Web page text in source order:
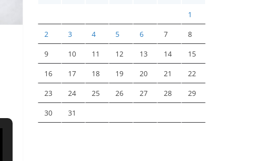
1
2 3 4 5 6 7 8
9 10 11 12 13 14 15
16 17 18 19 20 21 22
23 24 25 26 27 28 29
30 31